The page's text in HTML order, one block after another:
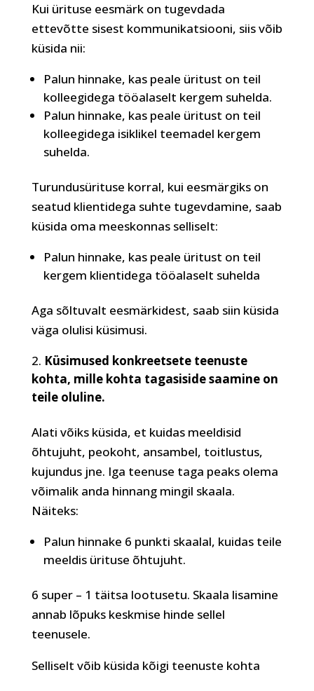
Kui ürituse eesmärk on tugevdada
ettevõtte sisest kommunikatsiooni, siis võib
küsida nii:
Palun hinnake, kas peale üritust on teil
kolleegidega tööalaselt kergem suhelda.
Palun hinnake, kas peale üritust on teil
kolleegidega isiklikel teemadel kergem
suhelda.
Turundusürituse korral, kui eesmärgiks on
seatud klientidega suhte tugevdamine, saab
küsida oma meeskonnas selliselt:
Palun hinnake, kas peale üritust on teil
kergem klientidega tööalaselt suhelda
Aga sõltuvalt eesmärkidest, saab siin küsida
väga olulisi küsimusi.
Küsimused konkreetsete teenuste
kohta, mille kohta tagasiside saamine on
teile oluline.
Alati võiks küsida, et kuidas meeldisid
õhtujuht, peokoht, ansambel, toitlustus,
kujundus jne. Iga teenuse taga peaks olema
võimalik anda hinnang mingil skaala.
Näiteks:
Palun hinnake 6 punkti skaalal, kuidas teile
meeldis ürituse õhtujuht.
6 super – 1 täitsa lootusetu. Skaala lisamine
annab lõpuks keskmise hinde sellel
teenusele.
Selliselt võib küsida kõigi teenuste kohta